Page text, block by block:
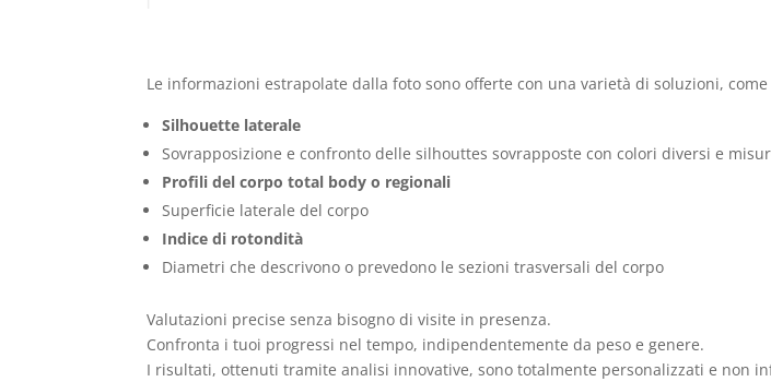
Le informazioni estrapolate dalla foto sono offerte con una varietà di soluzioni,
Silhouette laterale
Sovrapposizione e confronto delle silhouttes sovrapposte con colori diversi e
Profili del corpo total body o regionali
Superficie laterale del corpo
Indice di rotondità
Diametri che descrivono o prevedono le sezioni trasversali del corpo
Valutazioni precise senza bisogno di visite in presenza.
Confronta i tuoi progressi nel tempo, indipendentemente da peso e genere.
I risultati, ottenuti tramite analisi innovative, sono totalmente personalizzati e non